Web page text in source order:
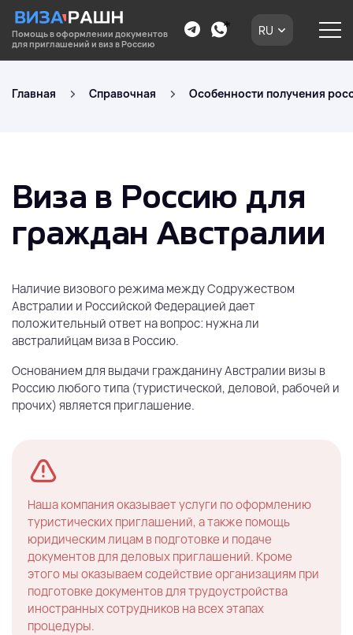
Помощь в оформлении документов
для приглашений и виз в Россию
RU
Главная Справочная Особенности получения
Виза в Россию для
граждан Австралии
Наличие визового режима между Содружеством
Австралии и Российской Федерацией дает
положительный ответ на вопрос: нужна ли
австралийцам виза в Россию.
Основанием для выдачи гражданину Австралии визы в
Россию любого типа (туристической, деловой, рабочей и
прочих) является приглашение.
Наша компания оказывает услуги по оформлению
туристических приглашений, а также помощь
юридическим лицам в подготовке и подаче
документов для деловых приглашений. Кроме
этого мы оказываем содействие организациям при
подготовке документов для трудоустройства
иностранных сотрудников на всех этапах
процедуры.